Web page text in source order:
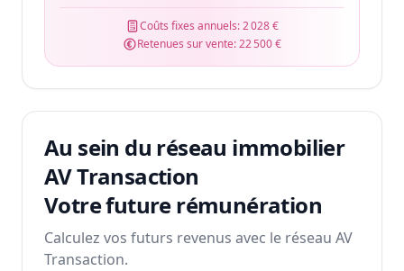
Coûts fixes annuels:2 028 €
Retenues sur vente:22 500 €
Au sein du réseau immobilier
AV Transaction
Votre future rémunération
Calculez vos futurs revenus avec le réseau AV
Transaction.